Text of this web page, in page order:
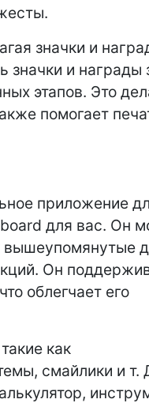
значки и
значки и награды
этапов. Это
помогает
приложение
для вас. Он
вышеупомянутые
Он
облегчает его
как
смайлики и т.